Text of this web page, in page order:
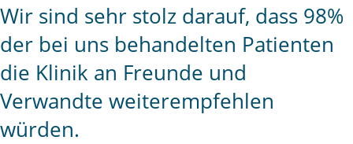
Wir sind sehr stolz darauf, dass 98%
der bei uns behandelten Patienten
die Klinik an Freunde und
Verwandte weiterempfehlen
würden.